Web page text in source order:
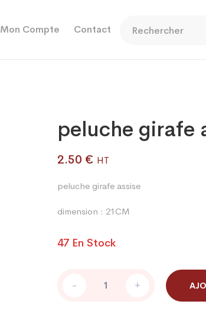
Mon Compte Contact
peluche girafe
2.50 € HT
peluche girafe assise
dimension : 21CM
47 En Stock
girafe
- +